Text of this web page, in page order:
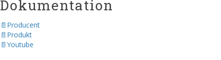
Dokumentation
Producent
Produkt
Youtube